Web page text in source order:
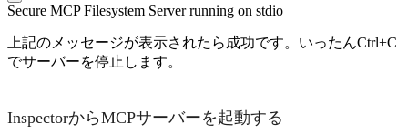
Secure MCP Filesystem Server running on stdio
上記のメッセージが表示されたら成功です。いったんCtrl+C
でサーバーを停止します。
InspectorからMCPサーバーを起動する